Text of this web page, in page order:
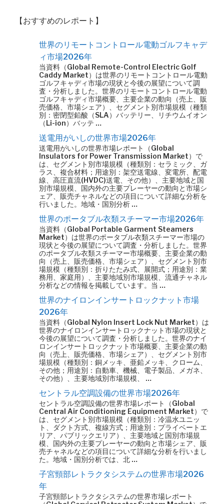
【おすすめのレポート】
世界のリモートコントロール電動ゴルフキャデ
ィ市場2026年
当資料（Global Remote-Control Electric Golf
Caddy Market）は世界のリモートコントロール電動
ゴルフキャディ市場の現状と今後の展望について調
査・分析しました。世界のリモートコントロール電動
ゴルフキャディ市場概要、主要企業の動向（売上、販
売価格、市場シェア）、セグメント別市場規模（種類
別：密閉型鉛酸（SLA）バッテリー、リチウムイオン
（Li-ion）バッテ …
送電用がいしの世界市場2026年
送電用がいしの世界市場レポート（Global
Insulators for Power Transmission Market）で
は、セグメント別市場規模（種類別：セラミック、ガ
ラス、複合材料；用途別：架空送電線、変電所、配電
線、高圧直流(HVDC)送電、その他）、主要地域と国
別市場規模、国内外の主要プレーヤーの動向と市場シ
ェア、販売チャネルなどの項目について詳細な分析を
行いました。地域・国別分析 …
世界のポータブル衣類スチーマー市場2026年
当資料（Global Portable Garment Steamers
Market）は世界のポータブル衣類スチーマー市場の
現状と今後の展望について調査・分析しました。世界
のポータブル衣類スチーマー市場概要、主要企業の動
向（売上、販売価格、市場シェア）、セグメント別市
場規模（種類別：折りたたみ式、展開式；用途別：業
務用、家庭用）、主要地域別市場規模、流通チャネル
分析などの情報を掲載しています。当 …
世界のナイロンインサートロックナット市場
2026年
当資料（Global Nylon Insert Lock Nut Market）は
世界のナイロンインサートロックナット市場の現状と
今後の展望について調査・分析しました。世界のナイ
ロンインサートロックナット市場概要、主要企業の動
向（売上、販売価格、市場シェア）、セグメント別市
場規模（種類別：銅メッキ、亜鉛メッキ、クローム、
その他；用途別：自動車、機械、電子製品、メガネ、
その他）、主要地域別市場規模、 …
セントラル空調設備の世界市場2026年
セントラル空調設備の世界市場レポート（Global
Central Air Conditioning Equipment Market）で
は、セグメント別市場規模（種類別：冷温水ユニッ
ト、ダクト方式、複線方式；用途別：プライベートエ
リア、パブリックエリア）、主要地域と国別市場規
模、国内外の主要プレーヤーの動向と市場シェア、販
売チャネルなどの項目について詳細な分析を行いまし
た。地域・国別分析では、北 …
子宮頸部レトラクタシステムの世界市場2026
年
子宮頸部レトラクタシステムの世界市場レポート